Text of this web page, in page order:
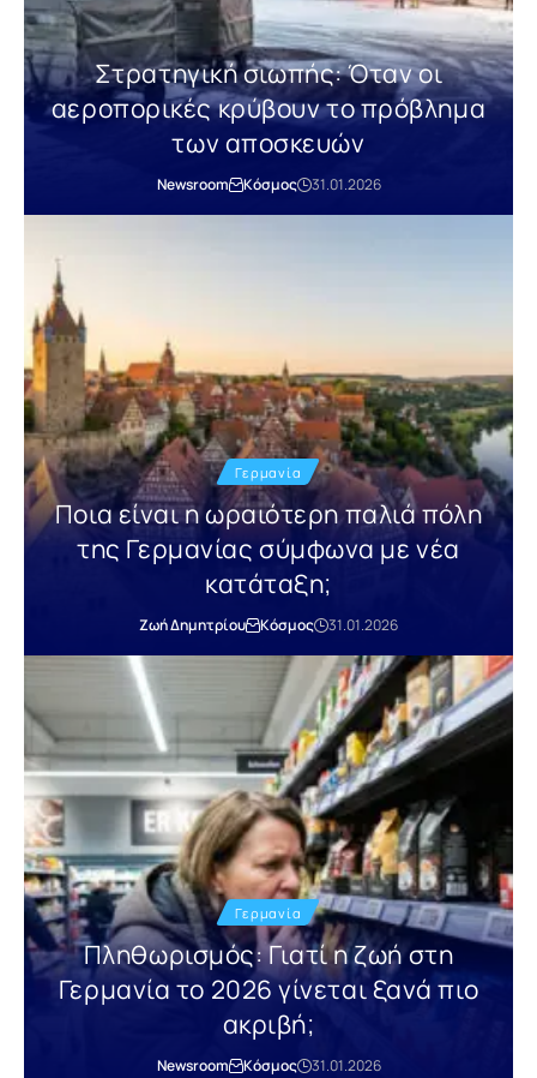
Στρατηγική σιωπής: Όταν οι
αεροπορικές κρύβουν το πρόβλημα
των αποσκευών
Newsroom Κόσμος 31.01.2026
Γερμανία
Ποια είναι η ωραιότερη παλιά πόλη
της Γερμανίας σύμφωνα με νέα
κατάταξη;
Ζωή Δημητρίου Κόσμος 31.01.2026
Γερμανία
Πληθωρισμός: Γιατί η ζωή στη
Γερμανία το 2026 γίνεται ξανά πιο
ακριβή;
Newsroom Κόσμος 31.01.2026